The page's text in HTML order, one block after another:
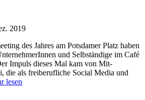
2019
des Jahres am Potsdamer Platz haben
und Selbständige im Café
Impuls dieses Mal kam von Mit-
die als freiberufliche Social Media und
lesen